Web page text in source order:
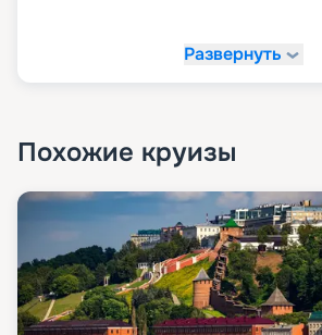
Развернуть
Похожие круизы